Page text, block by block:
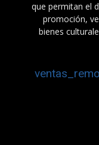
que permitan el
promoción,
bienes